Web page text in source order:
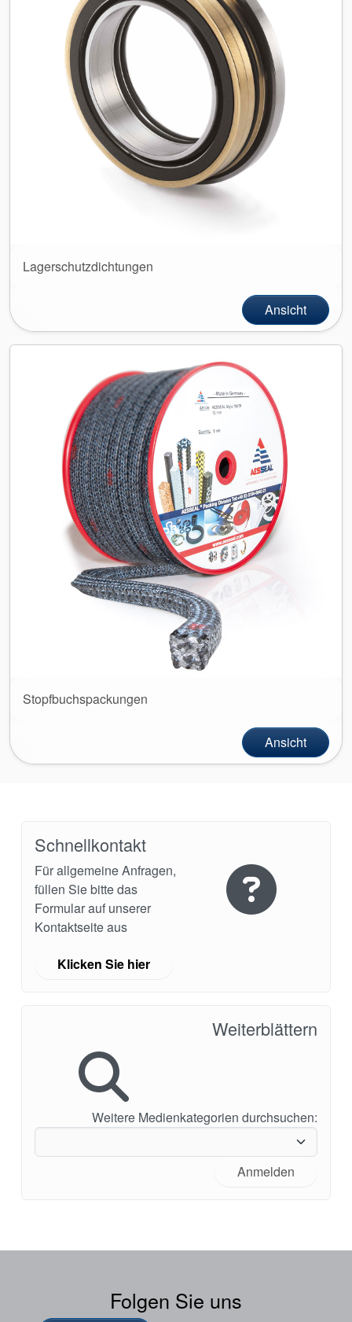
Lagerschutzdichtungen
Ansicht
Stopfbuchspackungen
Ansicht
Schnellkontakt
Für allgemeine Anfragen,
füllen Sie bitte das
Formular auf unserer
Kontaktseite aus
Klicken Sie hier
Weiterblättern
Weitere Medienkategorien durchsuchen:
Anmelden
Folgen Sie uns